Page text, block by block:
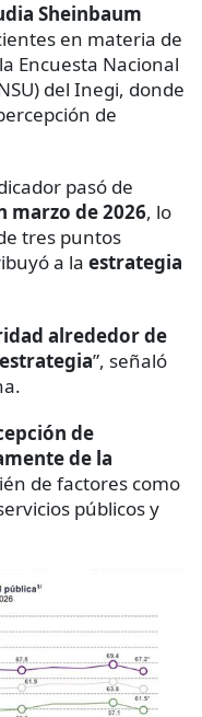
Sheinbaum
en materia de
Encuesta Nacional
del Inegi, donde
de
pasó de
marzo de 2026, lo
tres puntos
a la estrategia
alrededor de
”, señaló
de
de la
de factores como
públicos y